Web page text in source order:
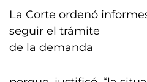
La Corte ordenó
seguir el trámite
de la demanda